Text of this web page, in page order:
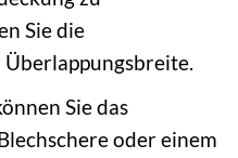
Sie die
Sie das
oder einem